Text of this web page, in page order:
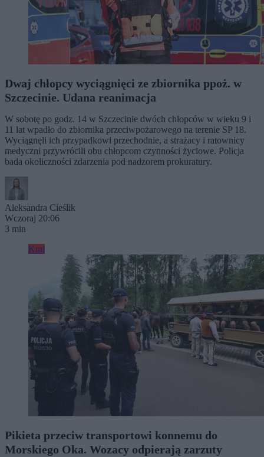
Dwaj chłopcy wyciągnięci ze zbiornika ppoż. w
Szczecinie. Udana reanimacja
W sobotę po godz. 14 w Szczecinie dwóch chłopców w wieku 9 i
11 lat wpadło do zbiornika przeciwpożarowego na terenie SP 18.
Wyciągnęli ich przypadkowi przechodnie, a strażacy i ratownicy
medyczni przywrócili obu chłopcom czynności życiowe. Policja
bada okoliczności zdarzenia pod nadzorem prokuratury.
Aleksandra Cieślik
Wczoraj 20:06
3 min
Kraj
Pikieta przeciw transportowi konnemu do
Morskiego Oka. Wozacy odpierają zarzuty